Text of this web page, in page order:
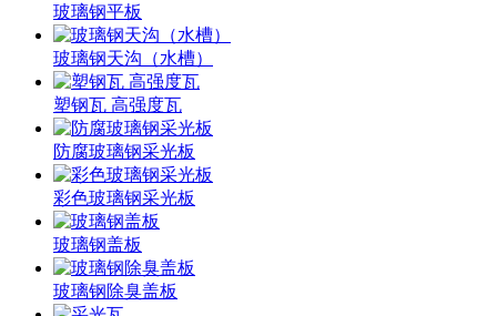
玻璃钢平板
玻璃钢天沟（水槽）
塑钢瓦 高强度瓦
防腐玻璃钢采光板
彩色玻璃钢采光板
玻璃钢盖板
玻璃钢除臭盖板